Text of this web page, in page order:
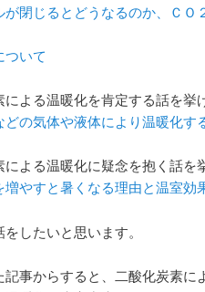
が閉じるとどうなるのか、ＣＯ
ついて
よる温暖化を肯定する話を挙
どの気体や液体により温暖化す
よる温暖化に疑念を抱く話を
増やすと暑くなる理由と温室効
したいと思います。
事からすると、二酸化炭素に